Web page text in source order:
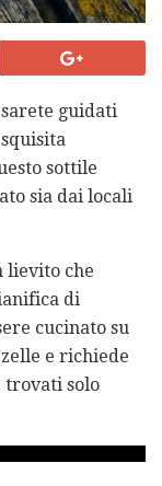
sarete guidati
sottile
sia dai locali
lievito che
di
cucinato su
e richiede
trovati solo